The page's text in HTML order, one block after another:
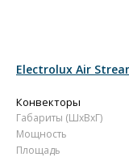
Electrolux Air
Конвекторы
Габариты (ШxВxГ)
Мощность
Площадь